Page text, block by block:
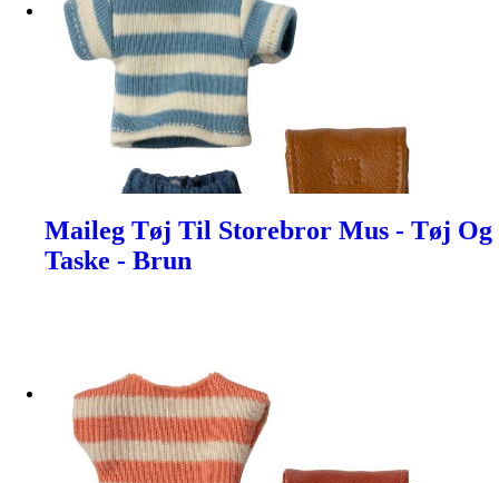
Maileg Tøj Til Storebror Mus - Tøj Og
Taske - Brun